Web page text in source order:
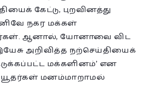
கேட்டு, புறவினத்து
நகர மக்கள்
ஆனால், யோனாவை விட
அறிவித்த நற்செய்தியைக்
மக்களினம்’ என
மனம்மாறாமல்